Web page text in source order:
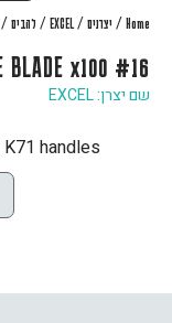
Home
/ יצרנים /
EXCEL
/ להבים /
#16 STENCIL EDGE BLADE x100
שם יצרן: EXCEL
K71 handles